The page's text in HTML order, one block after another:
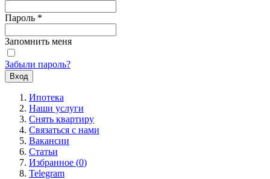
Пароль *
Запомнить меня
Забыли пароль?
Ипотека
Наши услуги
Снять квартиру
Связаться с нами
Вакансии
Статьи
Избранное (0)
Telegram